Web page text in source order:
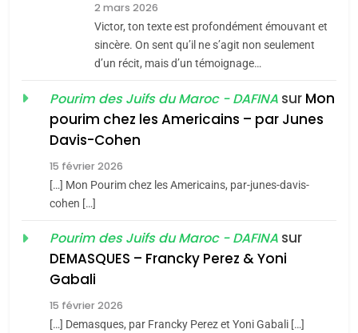
Maroc : Les amandes de
Tafraout, le miel de Tadla
Azilal consacrés produits
du terroir
DAFINA MAROC
Oeil ravageur – Vanessa
De Loya Stauber
«Tu dis génocide, je dis
guerre»: La nouvelle
2 mars 2026
Victor, ton texte est profondément émouvant et
sincère. On sent qu’il ne s’agit non seulement
d’un récit, mais d’un témoignage…
Pourim des Juifs du Maroc - DAFINA sur Mon
pourim chez les Americains – par Junes
Davis-Cohen
15 février 2026
[…] Mon Pourim chez les Americains, par-junes-davis-
cohen […]
Pourim des Juifs du Maroc - DAFINA sur
DEMASQUES – Francky Perez & Yoni
Gabali
15 février 2026
[…] Demasques, par Francky Perez et Yoni Gabali […]
2025, l’année la plus
d’ADL contre
l’antisémitisme
FRANCE ISRAÉL
POURQUOI JE REVENDIQUE